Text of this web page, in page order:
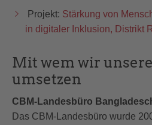
Projekt: Stärkung von
in digitaler Inklusion, Distrikt
Mit wem wir
umsetzen
CBM-Landesbüro
Das CBM-Landesbüro wurde